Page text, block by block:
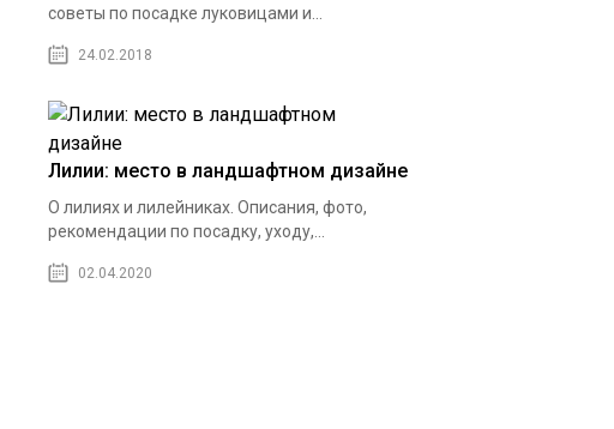
советы по посадке луковицами и...
24.02.2018
Лилии: место в ландшафтном дизайне
О лилиях и лилейниках. Описания, фото,
рекомендации по посадку, уходу,...
02.04.2020